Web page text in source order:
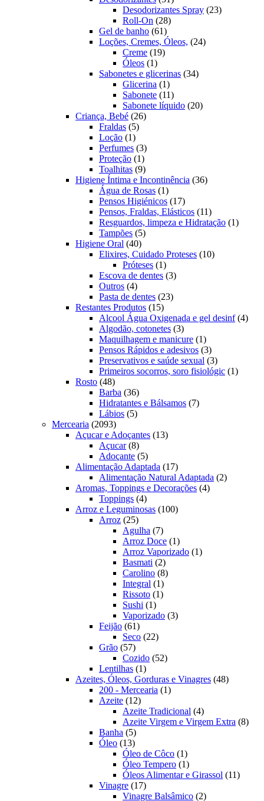
produtos
Desodorizantes Spray 2323
Roll-On 2828
Gel de banho 6161
produtos
Loções, Cremes, Óleos, 2424
Creme 1919
Óleos 11
produto
Sabonetes e glicerinas 3434
Glicerina 11
produto
Sabonete 1111
produtos
Sabonete líquido 2020
Criança, Bebé 2626
Fraldas 55
Loção 11
produto
Perfumes 33
produtos
Proteção 11
produto
Toalhitas 99
produtos
Higiene Íntima e Incontinência 3636
Água de Rosas 11
produto
Pensos Higiénicos 1717
produtos
Pensos, Fraldas, Elásticos 1111
produtos
Resguardos, limpeza e Hidratação 11
Tampões 55
Higiene Oral 4040
produtos
Elixires, Cuidado Proteses 1010
Próteses 11
produto
Escova de dentes 33
Outros 44
produtos
Pasta de dentes 2323
Restantes Produtos 1515
produtos
Alcool Água Oxigenada e gel desinf 44
Algodão, cotonetes 33
produtos
Maquilhagem e manicure 11
produto
Pensos Rápidos e adesivos 33
produtos
Preservativos e saúde sexual 33
produtos
Primeiros socorros, soro fisiológic 11
Rosto 4848
produtos
Barba 3636
produtos
Hidratantes e Bálsamos 77
Lábios 55
Mercearia 20932093
produtos
Açucar e Adoçantes 1313
Açucar 88
produtos
Adoçante 55
produtos
Alimentação Adaptada 1717
produtos
Alimentação Natural Adaptada 22
Aromas, Toppings e Decorações 44
Toppings 44
produtos
Arroz e Leguminosas 100100
Arroz 2525
produtos
Agulha 77
produtos
Arroz Doce 11
produto
Arroz Vaporizado 11
Basmati 22
produtos
Carolino 88
Integral 11
produto
Rissoto 11
Sushi 11
produto
Vaporizado 33
Feijão 6161
produtos
Seco 2222
Grão 5757
produtos
Cozido 5252
Lentilhas 11
produto
Azeites, Óleos, Gorduras e Vinagres 4848
200 - Mercearia 11
Azeite 1212
produtos
Azeite Tradicional 44
produtos
Azeite Virgem e Virgem Extra 88
Banha 55
produtos
Óleo 1313
produtos
Óleo de Côco 11
produto
Óleo Tempero 11
produto
Óleos Alimentar e Girassol 1111
Vinagre 1717
produtos
Vinagre Balsâmico 22